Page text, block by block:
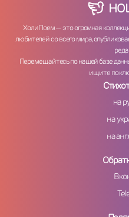
ХолиПоем — это огромная
любителей со всего мира,
Перемещайтесь по нашей базе
ищите по
на
на
на